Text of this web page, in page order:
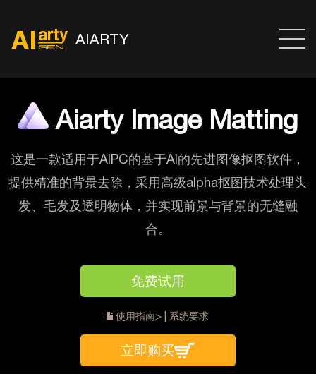
AIARTY
Aiarty Image Matting
这是一款适用于AIPC的基于AI的先进图像抠图软件，
提供精准的背景去除，采用高级alpha抠图技术处理头
发、毛发及透明物体，并实现前景与背景的无缝融
合。
免费试用
使用指南> 系统要求
立即购买